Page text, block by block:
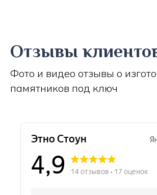
Отзывы
Фото и видео отзывы о
памятников под ключ